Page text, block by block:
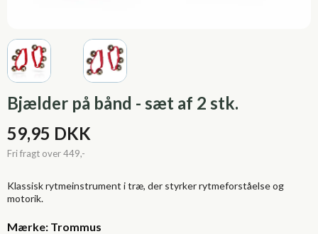
Bjælder på bånd - sæt af 2 stk.
59,95 DKK
Klassisk rytmeinstrument i træ, der styrker rytmeforståelse og
motorik.